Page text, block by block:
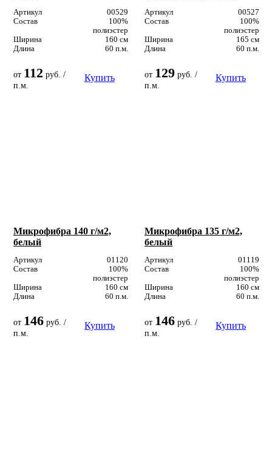
Артикул
00529
Состав
100%
полиэстер
Ширина
160 см
Длина
60 п.м.
от 112 руб. /
п.м.
Купить
Артикул
00527
Состав
100%
полиэстер
Ширина
165 см
Длина
60 п.м.
от 129 руб. /
п.м.
Купить
Микрофибра 140 г/м2,
белый
Артикул
01120
Состав
100%
полиэстер
Ширина
160 см
Длина
60 п.м.
от 146 руб. /
п.м.
Купить
Микрофибра 135 г/м2,
белый
Артикул
01119
Состав
100%
полиэстер
Ширина
160 см
Длина
60 п.м.
от 146 руб. /
п.м.
Купить